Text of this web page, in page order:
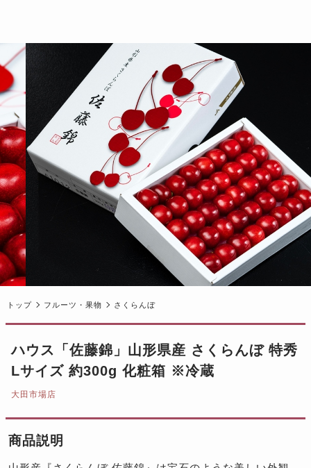
トップ フルーツ・果物 さくらんぼ
ハウス「佐藤錦」山形県産 さくらんぼ 特秀
Lサイズ 約300g 化粧箱 ※冷蔵
大田市場店
商品説明